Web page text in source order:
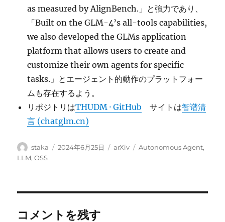
as measured by AlignBench.」と強力であり、
「Built on the GLM-4’s all-tools capabilities,
we also developed the GLMs application
platform that allows users to create and
customize their own agents for specific
tasks.」とエージェント的動作のプラットフォー
ムも存在するよう。
リポジトリはTHUDM · GitHub サイトは智谱清
言 (chatglm.cn)
投
稿
staka
投
2024年6月25日
カ
arXiv
タ
Autonomous Agent,
LLM,OSS
コメントを残す